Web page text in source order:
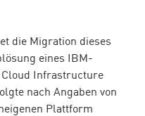
die Migration dieses
eines IBM-
Cloud Infrastructure
nach Angaben von
Plattform